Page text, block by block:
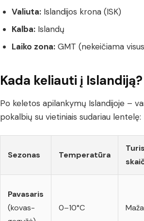
Valiuta: Islandijos krona (ISK)
Kalba: Islandų
Laiko zona: GMT (nekeičiama
Kada keliauti į Islandiją?
Po keletos apilankymų Islandijoje –
pokalbių su vietiniais sudariau lentelę:
Sezonas Temperatūra
Pavasaris
(kovas-
0–10°C